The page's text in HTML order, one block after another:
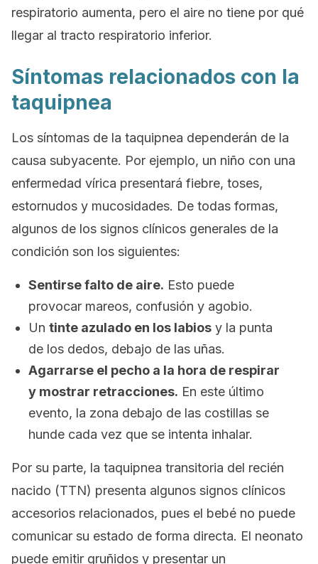
respiratorio aumenta, pero el aire no tiene por qué
llegar al tracto respiratorio inferior.
Síntomas relacionados con la
taquipnea
Los síntomas de la taquipnea dependerán de la
causa subyacente. Por ejemplo, un niño con una
enfermedad vírica presentará fiebre, toses,
estornudos y mucosidades. De todas formas,
algunos de los signos clínicos generales de la
condición son los siguientes:
Sentirse falto de aire. Esto puede
provocar mareos, confusión y agobio.
Un tinte azulado en los labios y la punta
de los dedos, debajo de las uñas.
Agarrarse el pecho a la hora de respirar
y mostrar retracciones. En este último
evento, la zona debajo de las costillas se
hunde cada vez que se intenta inhalar.
Por su parte, la taquipnea transitoria del recién
nacido (TTN) presenta algunos signos clínicos
accesorios relacionados, pues el bebé no puede
comunicar su estado de forma directa. El neonato
puede emitir gruñidos y presentar un